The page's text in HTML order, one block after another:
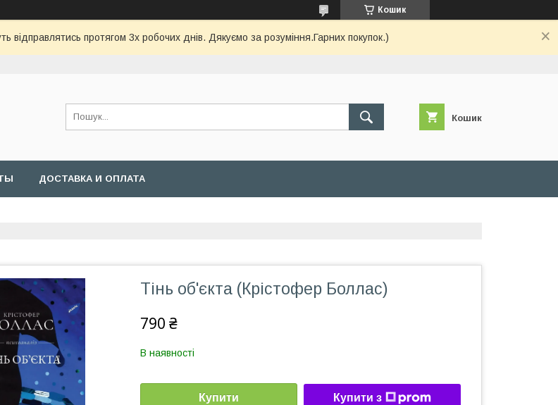
Кошик
відправлятись протягом 3х робочих днів. Дякуємо за розуміння.Гарних покупок.)
Кошик
ДОСТАВКА И ОПЛАТА
Тінь об'єкта (Крістофер Боллас)
790 ₴
В наявності
Купити Купити з